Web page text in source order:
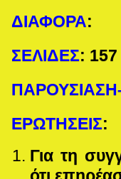
ΔΙΑΦΟΡΑ:
ΣΕΛΙΔΕΣ: 157
ΕΡΩΤΗΣΕΙΣ:
Για τη